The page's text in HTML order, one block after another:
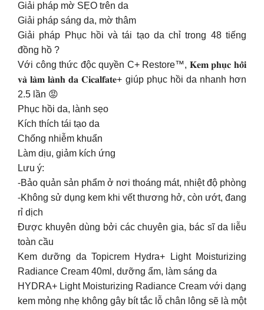
Giải pháp mờ SẸO trên da
Giải pháp sáng da, mờ thâm
Giải pháp Phục hồi và tái tạo da chỉ trong 48 tiếng
đồng hồ ?
Với công thức độc quyền C+ Restore™, 𝐊𝐞𝐦 𝐩𝐡𝐮̣𝐜 𝐡𝐨̂̀𝐢
𝐯𝐚̀ 𝐥𝐚̀𝐦 𝐥𝐚̀𝐧𝐡 𝐝𝐚 𝐂𝐢𝐜𝐚𝐥𝐟𝐚𝐭𝐞+ giúp phục hồi da nhanh hơn
2.5 lần 😡
Phục hồi da, lành sẹo
Kích thích tái tạo da
Chống nhiễm khuẩn
Làm dịu, giảm kích ứng
Lưu ý:
⁃Bảo quản sản phẩm ở nơi thoáng mát, nhiệt độ phòng
⁃Không sử dụng kem khi vết thương hở, còn ướt, đang
rỉ dịch
Được khuyên dùng bởi các chuyên gia, bác sĩ da liễu
toàn cầu
Kem dưỡng da Topicrem Hydra+ Light Moisturizing
Radiance Cream 40ml, dưỡng ẩm, làm sáng da
HYDRA+ Light Moisturizing Radiance Cream với dạng
kem mỏng nhẹ không gây bít tắc lỗ chân lông sẽ là một